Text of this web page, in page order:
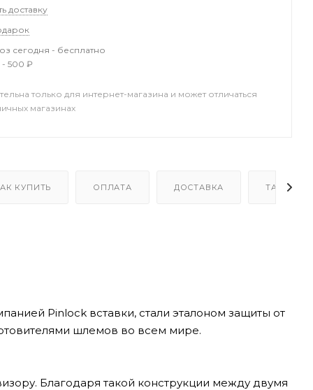
доставку
сегодня - бесплатно
- 500 ₽
только для интернет-магазина и может отличаться
магазинах
КУПИТЬ ОПЛАТА ДОСТАВКА ТАБЛИЦА
Pinlock вставки, стали эталоном защиты от
шлемов во всем мире.
Благодаря такой конструкции между двумя